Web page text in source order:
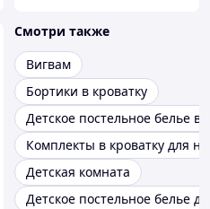
Смотри также
Вигвам
Бортики в кроватку
Детское постельное белье в
Комплекты в кроватку для
Детская комната
Детское постельное белье